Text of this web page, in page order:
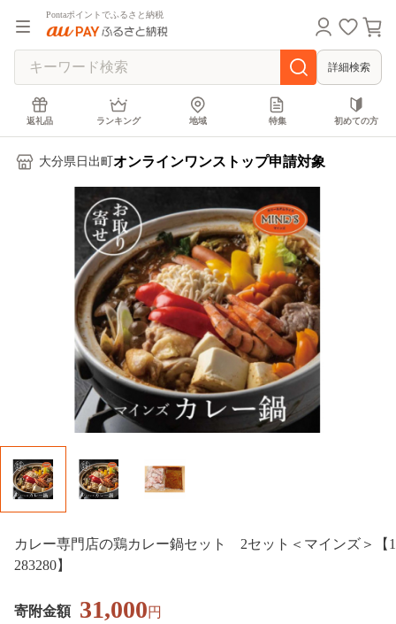
Pontaポイントでふるさと納税
詳細検索
返礼品 ランキング 地域 特集 初めての方
大分県日出町 オンラインワンストップ申請対象
カレー専門店の鶏カレー鍋セット 2セット＜マインズ＞【1
283280】
寄附金額 31,000円